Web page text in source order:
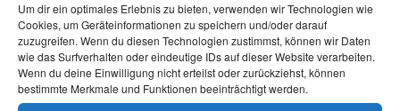
Um dir ein optimales Erlebnis zu bieten, verwenden wir Technologien wie
Cookies, um Geräteinformationen zu speichern und/oder darauf
zuzugreifen. Wenn du diesen Technologien zustimmst, können wir Daten
wie das Surfverhalten oder eindeutige IDs auf dieser Website verarbeiten.
Wenn du deine Einwilligung nicht erteilst oder zurückziehst, können
bestimmte Merkmale und Funktionen beeinträchtigt werden.
aachen.de
WEBSITE
https://www.asta.rwth
-aachen.de/